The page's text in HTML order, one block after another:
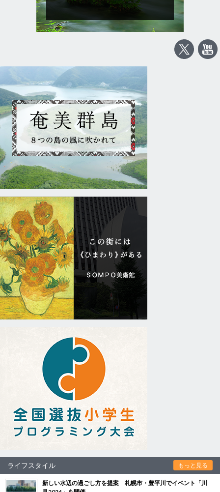
ライフスタイル もっと見る
新しい水辺の過ごし方を提案 札幌市・豊平川でイベント「川